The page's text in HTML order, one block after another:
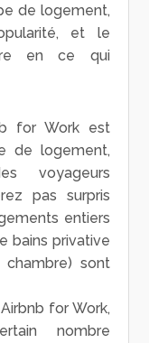
de logement,
et le
en ce qui
for Work est
de logement,
voyageurs
pas surpris
entiers
bains privative
sont
for Work,
nombre